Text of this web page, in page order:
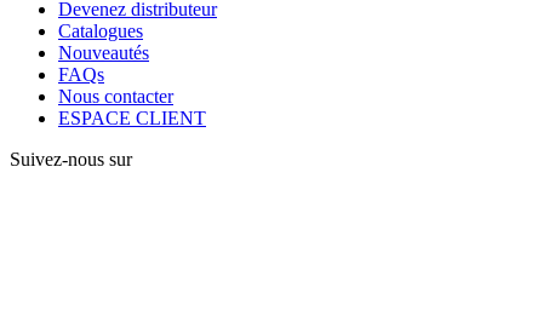
Devenez distributeur
Catalogues
Nouveautés
FAQs
Nous contacter
ESPACE CLIENT
Suivez-nous sur